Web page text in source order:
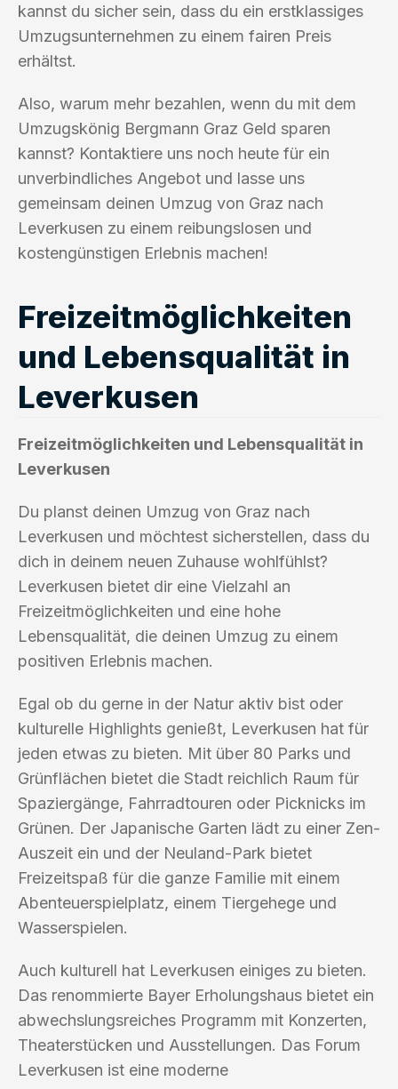
kannst du sicher sein, dass du ein erstklassiges
Umzugsunternehmen zu einem fairen Preis
erhältst.
Also, warum mehr bezahlen, wenn du mit dem
Umzugskönig Bergmann Graz Geld sparen
kannst? Kontaktiere uns noch heute für ein
unverbindliches Angebot und lasse uns
gemeinsam deinen Umzug von Graz nach
Leverkusen zu einem reibungslosen und
kostengünstigen Erlebnis machen!
Freizeitmöglichkeiten
und Lebensqualität in
Leverkusen
Freizeitmöglichkeiten und Lebensqualität in
Leverkusen
Du planst deinen Umzug von Graz nach
Leverkusen und möchtest sicherstellen, dass du
dich in deinem neuen Zuhause wohlfühlst?
Leverkusen bietet dir eine Vielzahl an
Freizeitmöglichkeiten und eine hohe
Lebensqualität, die deinen Umzug zu einem
positiven Erlebnis machen.
Egal ob du gerne in der Natur aktiv bist oder
kulturelle Highlights genießt, Leverkusen hat für
jeden etwas zu bieten. Mit über 80 Parks und
Grünflächen bietet die Stadt reichlich Raum für
Spaziergänge, Fahrradtouren oder Picknicks im
Grünen. Der Japanische Garten lädt zu einer Zen-
Auszeit ein und der Neuland-Park bietet
Freizeitspaß für die ganze Familie mit einem
Abenteuerspielplatz, einem Tiergehege und
Wasserspielen.
Auch kulturell hat Leverkusen einiges zu bieten.
Das renommierte Bayer Erholungshaus bietet ein
abwechslungsreiches Programm mit Konzerten,
Theaterstücken und Ausstellungen. Das Forum
Leverkusen ist eine moderne